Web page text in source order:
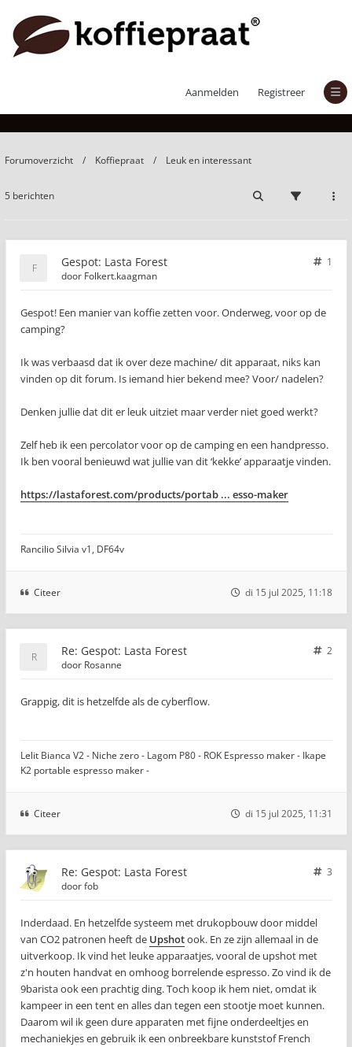
Aanmelden Registreer
Forumoverzicht Koffiepraat Leuk en interessant
5 berichten
Gespot: Lasta Forest
1
door Folkert.kaagman
Gespot! Een manier van koffie zetten voor. Onderweg, voor op de
camping?
Ik was verbaasd dat ik over deze machine/ dit apparaat, niks kan
vinden op dit forum. Is iemand hier bekend mee? Voor/ nadelen?
Denken jullie dat dit er leuk uitziet maar verder niet goed werkt?
Zelf heb ik een percolator voor op de camping en een handpresso.
Ik ben vooral benieuwd wat jullie van dit ‘kekke’ apparaatje vinden.
https://lastaforest.com/products/portab ... esso-maker
Rancilio Silvia v1, DF64v
Citeer di 15 jul 2025, 11:18
Re: Gespot: Lasta Forest
2
door Rosanne
Grappig, dit is hetzelfde als de cyberflow.
Lelit Bianca V2 - Niche zero - Lagom P80 - ROK Espresso maker - Ikape
K2 portable espresso maker -
Citeer di 15 jul 2025, 11:31
Re: Gespot: Lasta Forest
3
doorfob
Inderdaad. En hetzelfde systeem met drukopbouw door middel
van CO2 patronen heeft de Upshotook. En ze zijn allemaal in de
uitverkoop. Ik vind het leuke apparaatjes, vooral de upshot met
z'n houten handvat en omhoog borrelende espresso. Zo vind ik de
9barista ook een prachtig ding. Toch koop ik hem niet, omdat ik
kampeer in een tent en alles dan tegen een stootje moet kunnen.
Daarom wil ik geen dure apparaten met fijne onderdeeltjes en
mechaniekjes en gebruik ik een onbreekbare kunststof French